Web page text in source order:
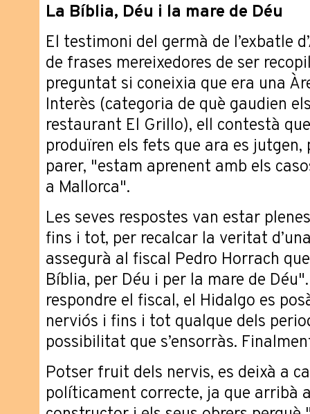
La Bíblia, Déu i la mare de Déu
El testimoni del germà de l’exbatle
de frases mereixedores de ser
preguntat si coneixia que era una
Interès (categoria de què gaudien
restaurant El Grillo), ell contestà
produïren els fets que ara es jutgen,
parer, "estam aprenent amb els
a Mallorca".
Les seves respostes van estar
fins i tot, per recalcar la veritat
assegurà al fiscal Pedro Horrach
Bíblia, per Déu i per la mare de
respondre el fiscal, el Hidalgo es
nerviós i fins i tot qualque dels
possibilitat que s’ensorràs.
Potser fruit dels nervis, es deixà a
políticament correcte, ja que arribà